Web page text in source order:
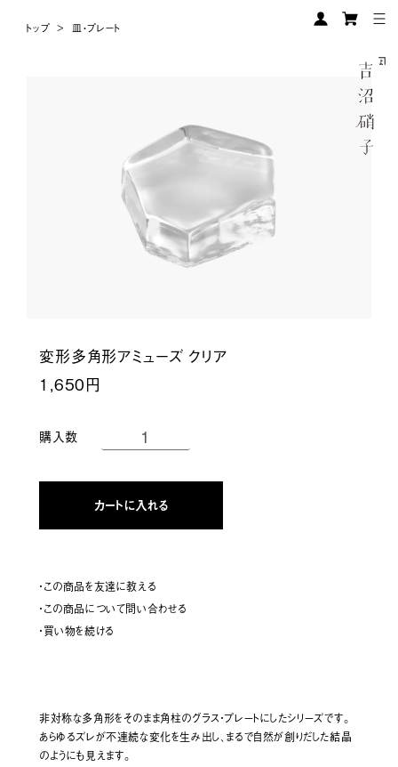
トップ > 皿・プレート
変形多角形アミューズ クリア
1,650円
購入数
カートに入れる
・この商品を友達に教える
・この商品について問い合わせる
・買い物を続ける
非対称な多角形をそのまま角柱のグラス・プレートにしたシリーズです。
あらゆるズレが不連続な変化を生み出し、まるで自然が創りだした結晶
のようにも見えます。